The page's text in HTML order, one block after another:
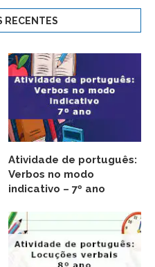
RECENTES
Atividade de português:
Verbos no modo
indicativo – 7º ano